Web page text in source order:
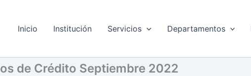
Inicio Institución Servicios Departamentos
de Crédito Septiembre 2022